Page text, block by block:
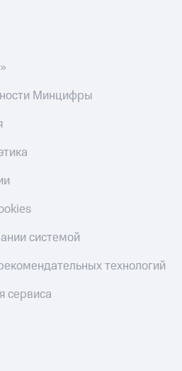
Минцифры
системой
технологий
сервиса